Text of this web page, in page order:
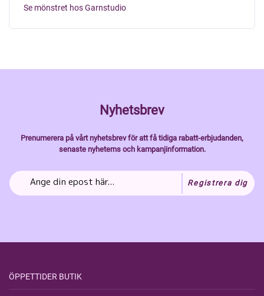
Se mönstret hos Garnstudio
Nyhetsbrev
Prenumerera på vårt nyhetsbrev för att få tidiga rabatt-erbjudanden,
senaste nyheterns och kampanjinformation.
Registrera dig
ÖPPETTIDER BUTIK